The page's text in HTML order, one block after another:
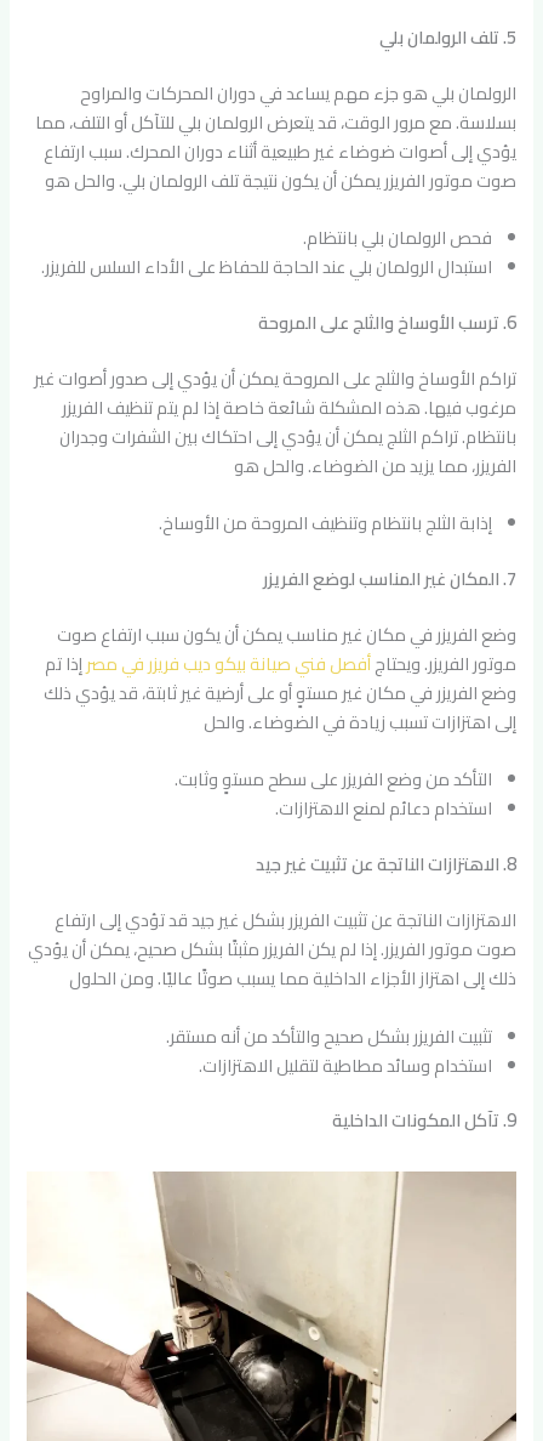
5. تلف الرولمان بلي
الرولمان بلي هو جزء مهم يساعد في دوران المحركات والمراوح
بسلاسة. مع مرور الوقت، قد يتعرض الرولمان بلي للتآكل أو التلف، مما
يؤدي إلى أصوات ضوضاء غير طبيعية أثناء دوران المحرك. سبب ارتفاع
صوت موتور الفريزر يمكن أن يكون نتيجة تلف الرولمان بلي. والحل هو
فحص الرولمان بلي بانتظام.
استبدال الرولمان بلي عند الحاجة للحفاظ على الأداء السلس للفريزر.
6. ترسب الأوساخ والثلج على المروحة
تراكم الأوساخ والثلج على المروحة يمكن أن يؤدي إلى صدور أصوات غير
مرغوب فيها. هذه المشكلة شائعة خاصة إذا لم يتم تنظيف الفريزر
بانتظام. تراكم الثلج يمكن أن يؤدي إلى احتكاك بين الشفرات وجدران
الفريزر، مما يزيد من الضوضاء. والحل هو
إذابة الثلج بانتظام وتنظيف المروحة من الأوساخ.
7. المكان غير المناسب لوضع الفريزر
وضع الفريزر في مكان غير مناسب يمكن أن يكون سبب ارتفاع صوت
موتور الفريزر. ويحتاجأفصل فني صيانة بيكو ديب فريزر في مصرإذا تم
وضع الفريزر في مكان غير مستوٍ أو على أرضية غير ثابتة، قد يؤدي ذلك
إلى اهتزازات تسبب زيادة في الضوضاء. والحل
التأكد من وضع الفريزر على سطح مستوٍ وثابت.
استخدام دعائم لمنع الاهتزازات.
8. الاهتزازات الناتجة عن تثبيت غير جيد
الاهتزازات الناتجة عن تثبيت الفريزر بشكل غير جيد قد تؤدي إلى ارتفاع
صوت موتور الفريزر. إذا لم يكن الفريزر مثبتًا بشكل صحيح، يمكن أن يؤدي
ذلك إلى اهتزاز الأجزاء الداخلية مما يسبب صوتًا عاليًا. ومن الحلول
تثبيت الفريزر بشكل صحيح والتأكد من أنه مستقر.
استخدام وسائد مطاطية لتقليل الاهتزازات.
9. تآكل المكونات الداخلية